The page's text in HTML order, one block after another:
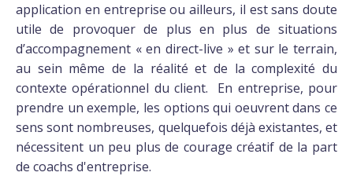
application en entreprise ou ailleurs, il est sans doute
utile de provoquer de plus en plus de situations
d’accompagnement « en direct-live » et sur le terrain,
au sein même de la réalité et de la complexité du
contexte opérationnel du client. En entreprise, pour
prendre un exemple, les options qui oeuvrent dans ce
sens sont nombreuses, quelquefois déjà existantes, et
nécessitent un peu plus de courage créatif de la part
de coachs d'entreprise.